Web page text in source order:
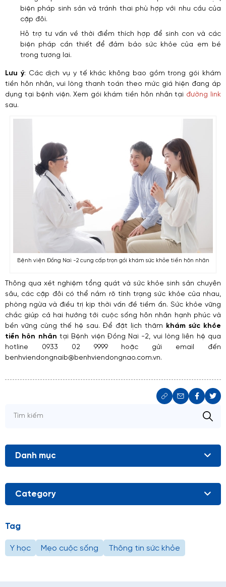
biện pháp sinh sản và tránh thai phù hợp với nhu cầu của
cặp đôi.
Hỗ trợ tư vấn về thời điểm thích hợp để sinh con và các
biện pháp cần thiết để đảm bảo sức khỏe của em bé
trong tương lai.
Lưu ý: Các dịch vụ y tế khác không bao gồm trong gói khám
tiền hôn nhân, vui lòng thanh toán theo mức giá hiện đang áp
dụng tại bệnh viện. Xem gói khám tiền hôn nhân tại đường link
sau.
Bệnh viện Đồng Nai -2 cung cấp trọn gói khám sức khỏe tiền hôn nhân
Thông qua xét nghiệm tổng quát và sức khỏe sinh sản chuyên
sâu, các cặp đôi có thể nắm rõ tình trạng sức khỏe của nhau,
phòng ngừa và điều trị kịp thời vấn đề tiềm ẩn. Sức khỏe vững
chắc giúp cả hai hướng tới cuộc sống hôn nhân hạnh phúc và
bền vững cùng thế hệ sau. Để đặt lịch thăm khám sức khỏe
tiền hôn nhân tại Bệnh viện Đồng Nai -2, vui lòng liên hệ qua
hotline 0933 02 9999 hoặc gửi email đến
benhviendongnaib@benhviendongnao.com.vn.
Danh mục
Category
Tag
Y học Mẹo cuộc sống Thông tin sức khỏe